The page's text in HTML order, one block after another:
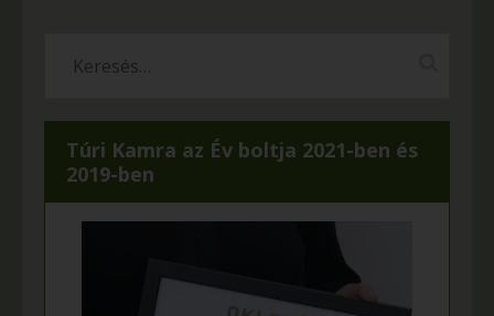
Túri Kamra az Év boltja 2021-ben és
2019-ben